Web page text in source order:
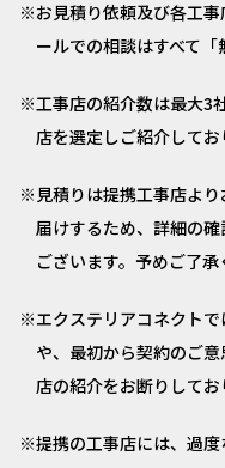
お見積り依頼及び各工
ールでの相談はすべて「
工事店の紹介数は最大3
店を選定しご紹介してお
見積りは提携工事店よ
届けするため、詳細の
ございます。予めご了承
エクステリアコネクト
や、最初から契約のご
店の紹介をお断りしてお
提携の工事店には、過